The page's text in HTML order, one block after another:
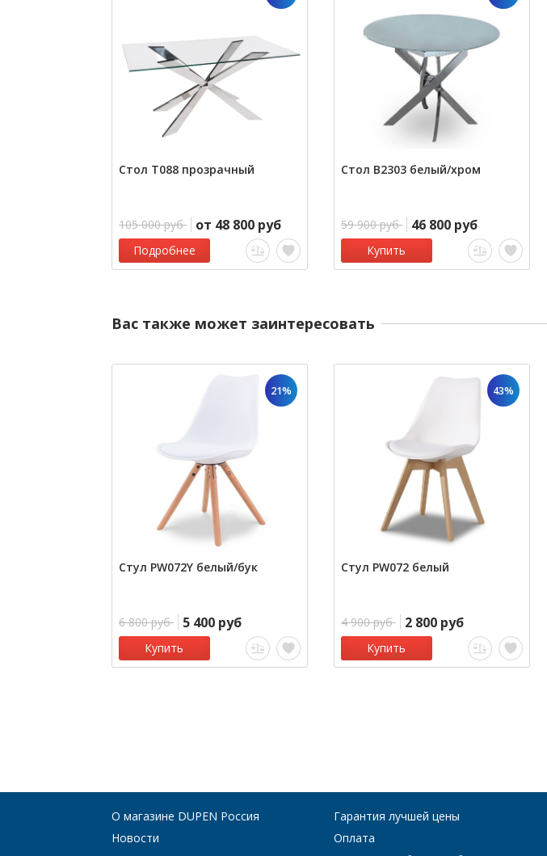
Стол Т088 прозрачный
105 000 руб от 48 800 руб
Подробнее
Стол В2303 белый/хром
59 900 руб 46 800 руб
Купить
Вас также может заинтересовать
21%
Стул PW072Y белый/бук
6 800 руб 5 400 руб
Купить
43%
Стул PW072 белый
4 900 руб 2 800 руб
Купить
О магазине DUPEN Россия
Новости
Гарантия лучшей цены
Оплата